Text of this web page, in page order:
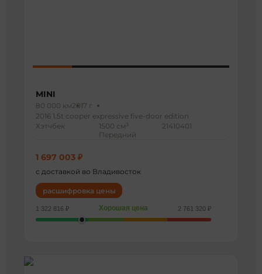
MINI
80 000 км2017 г
2016 1.5t cooper expressive five-door edition
Хэтчбек
1500 см 3
Передний
21410401
1 697 003 ₽
с доставкой во Владивосток
расшифровка цены
1 322 816 ₽ Хорошая цена 2 761 320 ₽